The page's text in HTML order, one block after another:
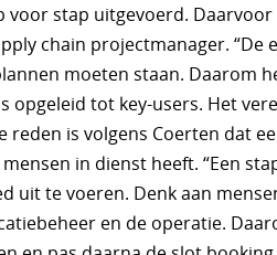
stap uitgevoerd.
chain projectmanager. “De
moeten staan. Daarom
opgeleid tot key-users. Het
reden is volgens Coerten dat
in dienst heeft. “Een
uit te voeren. Denk aan
en de operatie.